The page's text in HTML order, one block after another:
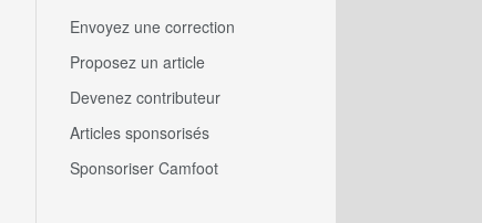
Envoyez une correction
Proposez un article
Devenez contributeur
Articles sponsorisés
Sponsoriser Camfoot